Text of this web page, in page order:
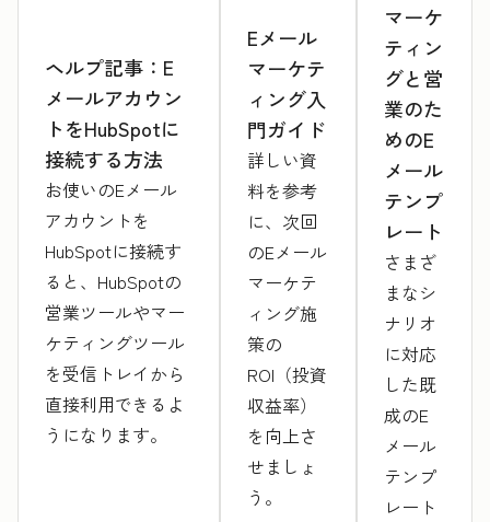
ヘルプ記事：E
メールアカウン
トをHubSpotに
接続する方法
お使いのEメール
アカウントを
HubSpotに接続す
ると、HubSpotの
営業ツールやマー
ケティングツール
を受信トレイから
直接利用できるよ
うになります。
Eメール
マーケテ
ィング入
門ガイド
詳しい資
料を参考
に、次回
のEメール
マーケテ
ィング施
策の
ROI（投資
収益率）
を向上さ
せましょ
う。
マーケ
ティン
グと営
業のた
めのE
メール
テンプ
レート
さまざ
まなシ
ナリオ
に対応
した既
成のE
メール
テンプ
レート